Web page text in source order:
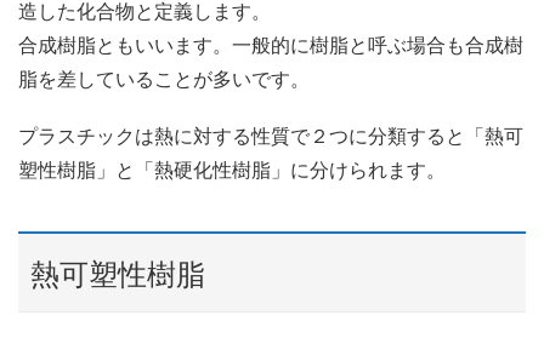
造した化合物と定義します。
合成樹脂ともいいます。一般的に樹脂と呼ぶ場合も合成樹
脂を差していることが多いです。
プラスチックは熱に対する性質で２つに分類すると「熱可
塑性樹脂」と「熱硬化性樹脂」に分けられます。
熱可塑性樹脂